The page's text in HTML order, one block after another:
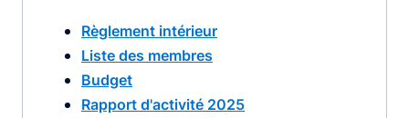
Règlement intérieur
Liste des membres
Budget
Rapport d'activité 2025